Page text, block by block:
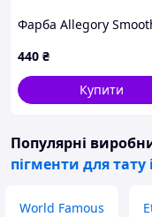
Фарба Allegory
440 ₴
Купити
Популярні
пігменти для тату
World Famous